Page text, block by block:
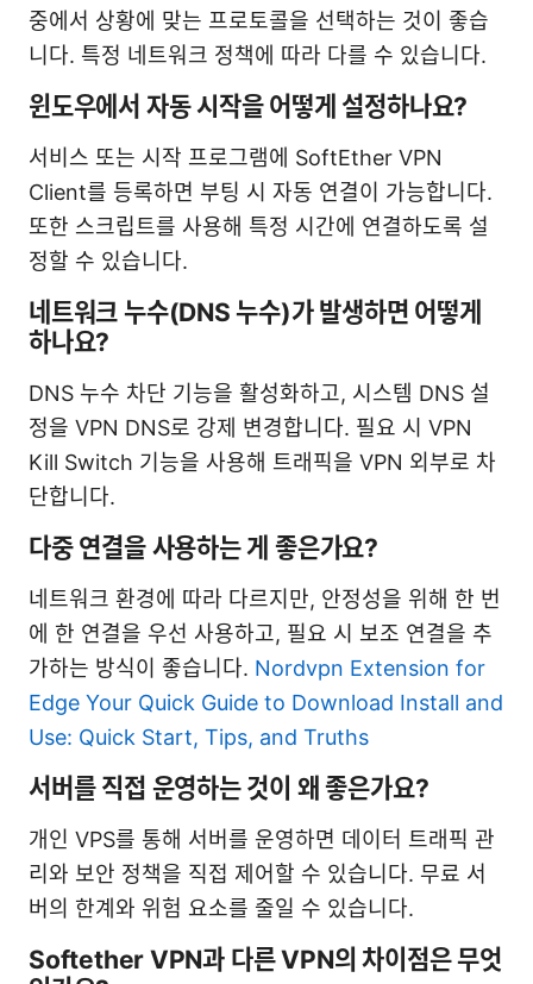
중에서 상황에 맞는 프로토콜을 선택하는 것이 좋습
니다. 특정 네트워크 정책에 따라 다를 수 있습니다.
윈도우에서 자동 시작을 어떻게 설정하나요?
서비스 또는 시작 프로그램에 SoftEther VPN
Client를 등록하면 부팅 시 자동 연결이 가능합니다.
또한 스크립트를 사용해 특정 시간에 연결하도록 설
정할 수 있습니다.
네트워크 누수(DNS 누수)가 발생하면 어떻게
하나요?
DNS 누수 차단 기능을 활성화하고, 시스템 DNS 설
정을 VPN DNS로 강제 변경합니다. 필요 시 VPN
Kill Switch 기능을 사용해 트래픽을 VPN 외부로 차
단합니다.
다중 연결을 사용하는 게 좋은가요?
네트워크 환경에 따라 다르지만, 안정성을 위해 한 번
에 한 연결을 우선 사용하고, 필요 시 보조 연결을 추
가하는 방식이 좋습니다. Nordvpn Extension for
Edge Your Quick Guide to Download Install and
Use: Quick Start, Tips, and Truths
서버를 직접 운영하는 것이 왜 좋은가요?
개인 VPS를 통해 서버를 운영하면 데이터 트래픽 관
리와 보안 정책을 직접 제어할 수 있습니다. 무료 서
버의 한계와 위험 요소를 줄일 수 있습니다.
Softether VPN과 다른 VPN의 차이점은 무엇